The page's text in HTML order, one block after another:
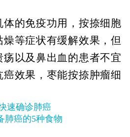
的免疫功用，按捺细胞
等症状有缓解效果，但
以及鼻出血的患者不宜
效果，枣能按捺肿瘤细
速确诊肺癌
肺癌的5种食物